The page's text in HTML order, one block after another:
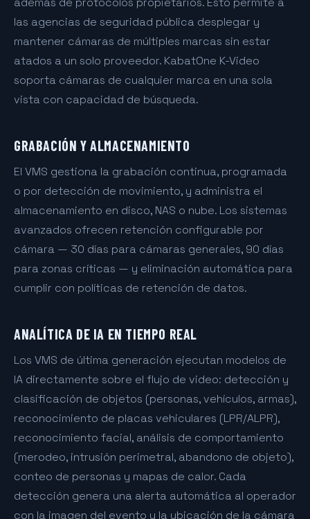
las agencias de seguridad pública desplegar y
mantener cámaras de múltiples marcas sin estar
atados a un solo proveedor. KabatOne K-Video
soporta cámaras de cualquier marca en una sola
vista con capacidad de búsqueda.
GRABACIÓN Y ALMACENAMIENTO
El VMS gestiona la grabación continua, programada
o por detección de movimiento, y administra el
almacenamiento en disco, NAS o nube. Los sistemas
avanzados ofrecen retención configurable por
cámara — 30 días para cámaras generales, 90 días
para zonas críticas — y eliminación automática para
cumplir con políticas de retención de datos.
ANALÍTICA DE IA EN TIEMPO REAL
Los VMS de última generación ejecutan modelos de
IA directamente sobre el flujo de video: detección y
clasificación de objetos (personas, vehículos, armas),
reconocimiento de placas vehiculares (LPR/ALPR),
reconocimiento facial, análisis de comportamiento
(merodeo, intrusión perimetral, abandono de objeto),
conteo de personas y mapas de calor. Cada
detección genera una alerta automática al operador
con la imagen del evento y la ubicación de la cámara